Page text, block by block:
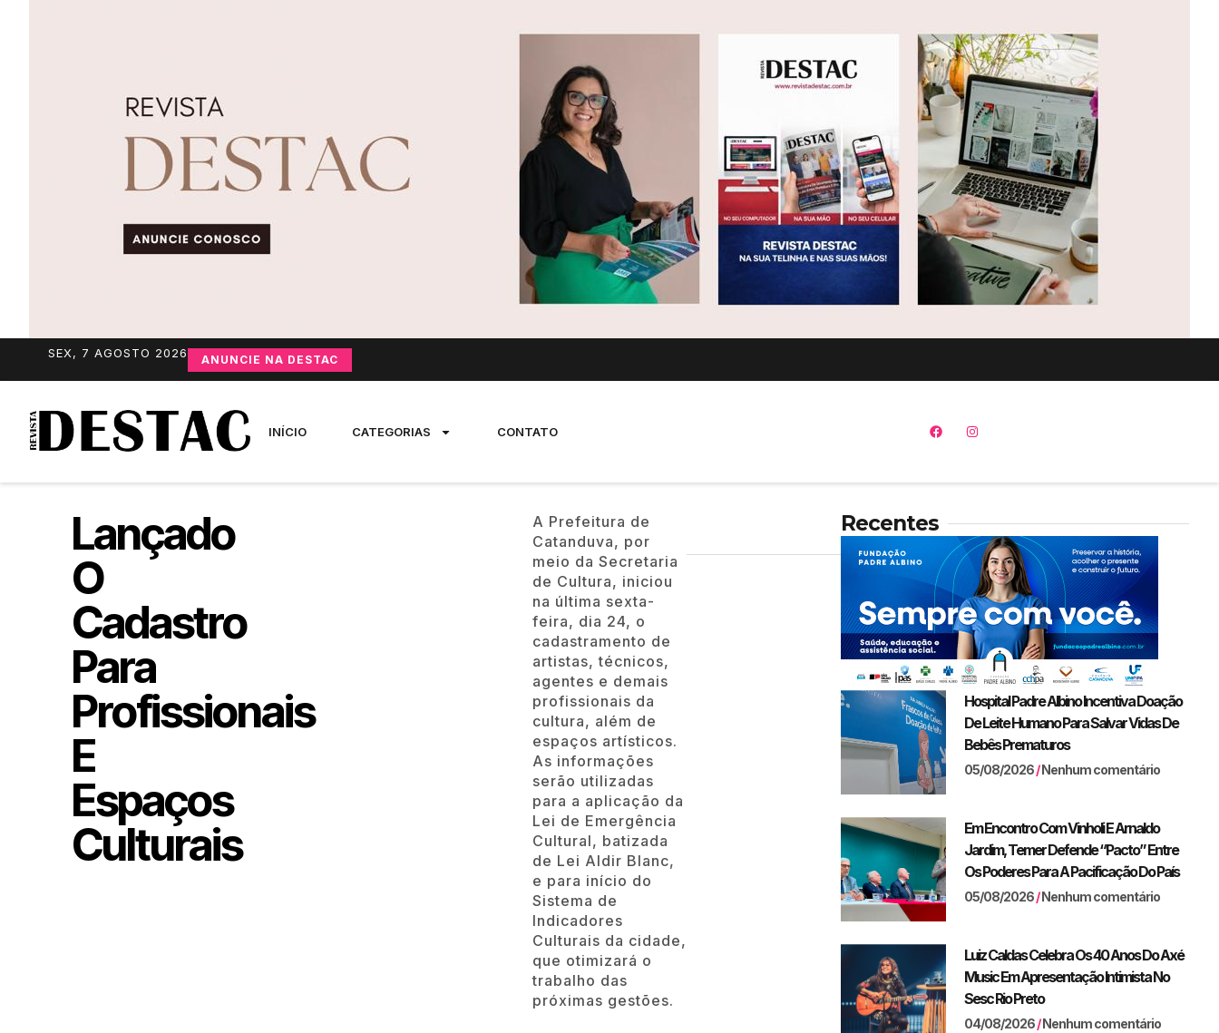
SEX, 7 AGOSTO 2026 ANUNCIE NA DESTAC
INÍCIO CATEGORIAS CONTATO
Lançado
O
Cadastro
Para
Profissionais
E
Espaços
Culturais
A Prefeitura de
Catanduva, por
meio da Secretaria
de Cultura, iniciou
na última sexta-
feira, dia 24, o
cadastramento de
artistas, técnicos,
agentes e demais
profissionais da
cultura, além de
espaços artísticos.
As informações
serão utilizadas
para a aplicação da
Lei de Emergência
Cultural, batizada
de Lei Aldir Blanc,
e para início do
Sistema de
Indicadores
Culturais da cidade,
que otimizará o
trabalho das
próximas gestões.
Recentes
Hospital Padre Albino Incentiva Doação
De Leite Humano Para Salvar Vidas De
Bebês Prematuros
05/08/2026 Nenhum comentário
Em Encontro Com Vinholi E Arnaldo
Jardim, Temer Defende “pacto” Entre
Os Poderes Para A Pacificação Do País
05/08/2026 Nenhum comentário
Luiz Caldas Celebra Os 40 Anos Do Axé
Music Em Apresentação Intimista No
Sesc Rio Preto
04/08/2026 Nenhum comentário